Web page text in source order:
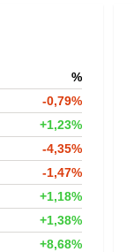
%
-0,79%
+1,23%
-4,35%
-1,47%
+1,18%
+1,38%
+8,68%